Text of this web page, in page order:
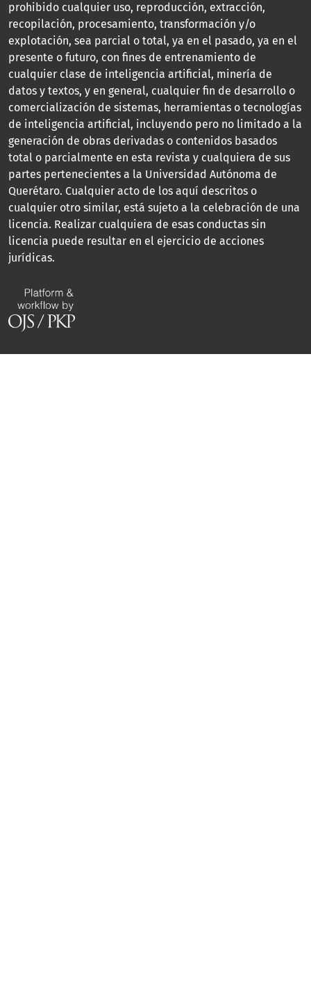
prohibido cualquier uso, reproducción, extracción,
recopilación, procesamiento, transformación y/o
explotación, sea parcial o total, ya en el pasado, ya en el
presente o futuro, con fines de entrenamiento de
cualquier clase de inteligencia artificial, minería de
datos y textos, y en general, cualquier fin de desarrollo o
comercialización de sistemas, herramientas o tecnologías
de inteligencia artificial, incluyendo pero no limitado a la
generación de obras derivadas o contenidos basados
total o parcialmente en esta revista y cualquiera de sus
partes pertenecientes a la Universidad Autónoma de
Querétaro. Cualquier acto de los aquí descritos o
cualquier otro similar, está sujeto a la celebración de una
licencia. Realizar cualquiera de esas conductas sin
licencia puede resultar en el ejercicio de acciones
jurídicas.